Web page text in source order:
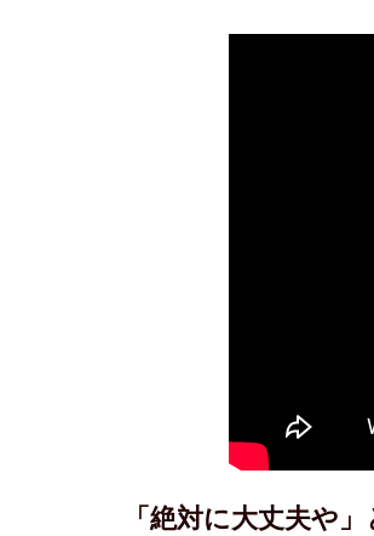
「絶対に大丈夫や